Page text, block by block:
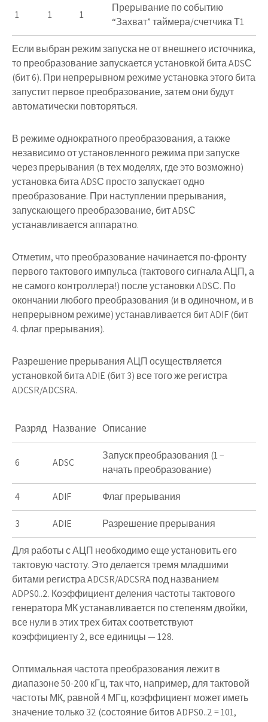
1 1 1
Прерывание по событию
“Захват” таймера/счетчика Т1
Если выбран режим запуска не от внешнего источника,
то преобразование запускается установкой битаADSС
(бит 6). При непрерывном режиме установка этого бита
запустит первое преобразование, затем они будут
автоматически повторяться.
В режиме однократного преобразования, а также
независимо от установленного режима при запуске
через прерывания (в тех моделях, где это возможно)
установка битаADSС просто запускает одно
преобразование. При наступлении прерывания,
запускающего преобразование, битADSС
устанавливается аппаратно.
Отметим, что преобразование начинается по-фронту
первого тактового импульса (тактового сигнала АЦП, а
не самого контроллера!) после установкиADSС. По
окончании любого преобразования (и в одиночном, и в
непрерывном режиме) устанавливается битADIF(бит
4. флаг прерывания).
Разрешение прерывания АЦП осуществляется
установкой битаADIE (бит 3) все того же регистра
ADCSR/ADCSRA.
Разряд Название Описание
6 ADSC
Запуск преобразования (1 –
начать преобразование)
4 ADIF Флаг прерывания
3 ADIE Разрешение прерывания
Для работы с АЦП необходимо еще установить его
тактовую частоту. Это делается тремя младшими
битами регистраADCSR/ADCSRAпод названием
ADPS0..2. Коэффициент деления частоты тактового
генератора МК устанавливается по степеням двойки,
все нули в этих трех битах соответствуют
коэффициенту 2, все единицы — 128.
Оптимальная частота преобразования лежит в
диапазоне 50-200 кГц, так что, например, для тактовой
частоты МК, равной 4 МГц, коэффициент может иметь
значение только 32 (состояние битовADPS0..2= 101,